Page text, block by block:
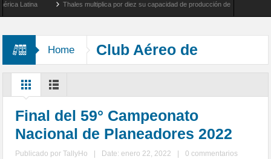
Thales multiplica por diez su capacidad de producción de radares en Brasil
Home
Club Aéreo de
Planeadores de Vitacura
Final del 59° Campeonato
Nacional de Planeadores 2022
Publicado porTallyHo Date: enero 22, 2022
0 commentarios